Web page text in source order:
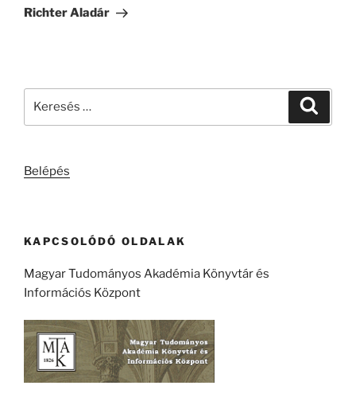
bejegyzés
Richter Aladár
Belépés
KAPCSOLÓDÓ OLDALAK
Magyar Tudományos Akadémia Könyvtár és
Információs Központ